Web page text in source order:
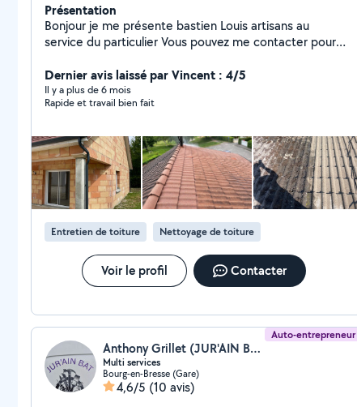
Présentation
Bonjour je me présente bastien Louis artisans au
service du particulier Vous pouvez me contacter pour
Dernier avis laissé par Vincent : 4/5
Il y a plus de 6 mois
Rapide et travail bien fait
Entretien de toiture Nettoyage de toiture
Voir le profil Contacter
Auto-entrepreneur
Anthony Grillet (JUR'AIN BAT)
Multi services
Bourg-en-Bresse (Gare)
4,6/5 (10 avis)